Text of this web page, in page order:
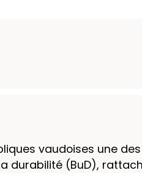
vaudoises une
durabilité (BuD),